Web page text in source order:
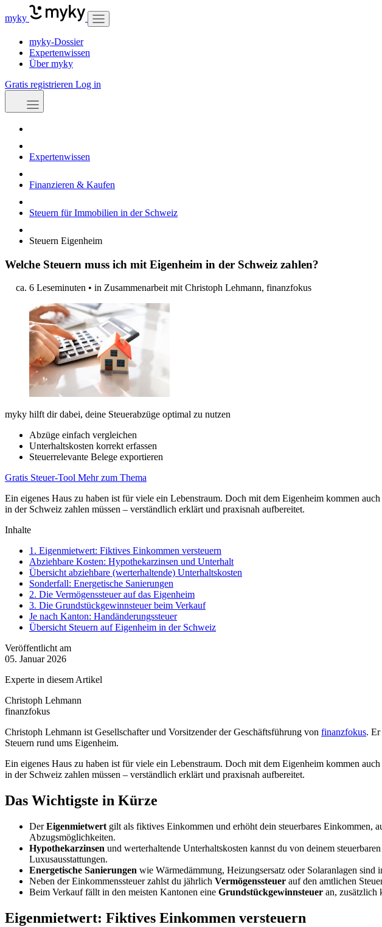
myky
myky-Dossier
Expertenwissen
Über myky
Gratis registrieren Log in
Expertenwissen
Finanzieren & Kaufen
Steuern für Immobilien in der Schweiz
Steuern Eigenheim
Welche Steuern muss ich mit Eigenheim in der Schweiz zahlen?
ca. 6 Leseminuten • in Zusammenarbeit mit Christoph Lehmann, finanzfokus
myky hilft dir dabei, deine Steuerabzüge optimal zu nutzen
Abzüge einfach vergleichen
Unterhaltskosten korrekt erfassen
Steuerrelevante Belege exportieren
Gratis Steuer-Tool Mehr zum Thema
Ein eigenes Haus zu haben ist für viele ein Lebenstraum. Doch mit dem Eigenheim kommen
in der Schweiz zahlen müssen – verständlich erklärt und praxisnah aufbereitet.
Inhalte
1. Eigenmietwert: Fiktives Einkommen versteuern
Abziehbare Kosten: Hypothekarzinsen und Unterhalt
Übersicht abziehbare (werterhaltende) Unterhaltskosten
Sonderfall: Energetische Sanierungen
2. Die Vermögenssteuer auf das Eigenheim
3. Die Grundstückgewinnsteuer beim Verkauf
Je nach Kanton: Handänderungssteuer
Übersicht Steuern auf Eigenheim in der Schweiz
Veröffentlicht am
05. Januar 2026
Experte in diesem Artikel
Christoph Lehmann
finanzfokus
Christoph Lehmann ist Gesellschafter und Vorsitzender der Geschäftsführung von finanzfokus.
Steuern rund ums Eigenheim.
Ein eigenes Haus zu haben ist für viele ein Lebenstraum. Doch mit dem Eigenheim kommen
in der Schweiz zahlen müssen – verständlich erklärt und praxisnah aufbereitet.
Das Wichtigste in Kürze
DerEigenmietwert gilt als fiktives Einkommen und erhöht dein steuerbares
Abzugsmöglichkeiten.
Hypothekarzinsen und werterhaltende Unterhaltskosten kannst du von deinem
Luxusausstattungen.
Energetische Sanierungen wie Wärmedämmung, Heizungsersatz oder Solaranlagen sind
Neben der Einkommenssteuer zahlst du jährlich Vermögenssteuer auf den amtlichen
Beim Verkauf fällt in den meisten Kantonen eine Grundstückgewinnsteuer an, zusätzlich
Eigenmietwert: Fiktives Einkommen versteuern